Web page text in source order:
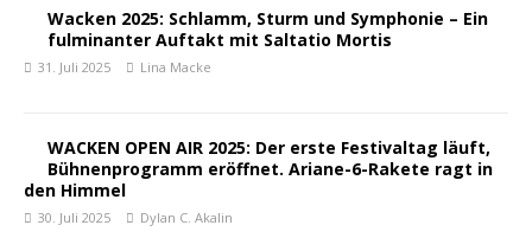
Wacken 2025: Schlamm, Sturm und Symphonie – Ein
fulminanter Auftakt mit Saltatio Mortis
31. Juli 2025 Lina Macke
WACKEN OPEN AIR 2025: Der erste Festivaltag läuft,
Bühnenprogramm eröffnet. Ariane-6-Rakete ragt in
den Himmel
30. Juli 2025 Dylan C. Akalin